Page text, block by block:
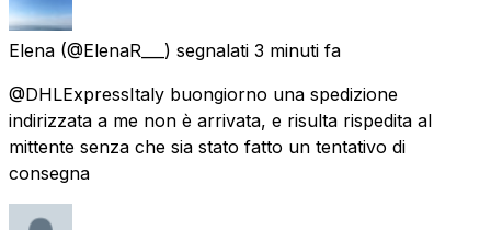
Elena (@ElenaR___) segnalati 3 minuti fa
@DHLExpressItaly buongiorno una spedizione
indirizzata a me non è arrivata, e risulta rispedita al
mittente senza che sia stato fatto un tentativo di
consegna